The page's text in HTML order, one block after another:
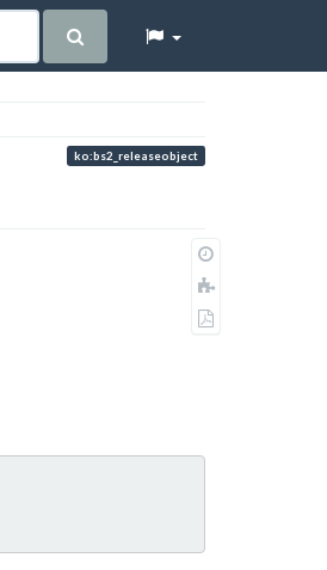
ko:bs2_releaseobject